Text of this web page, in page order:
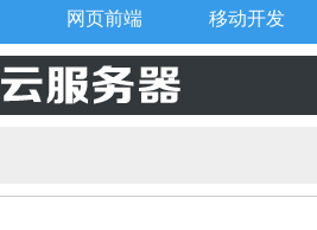
网页前端 移动开发